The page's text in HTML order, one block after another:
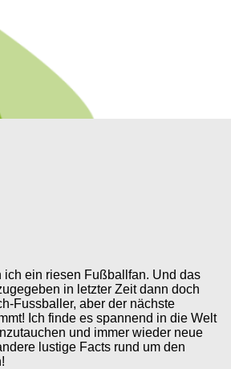
ich ein riesen Fußballfan. Und das
in letzter Zeit dann doch
Fussballer, aber der nächste
Ich finde es spannend in die Welt
und immer wieder neue
lustige Facts rund um den